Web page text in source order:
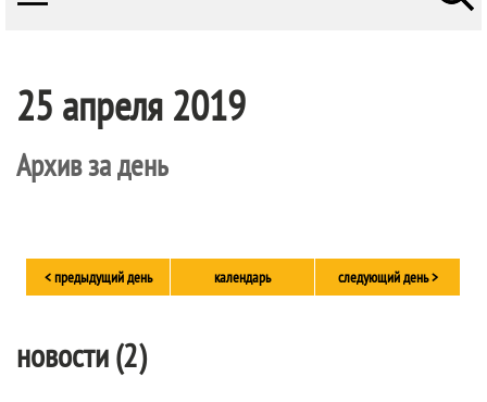
25 апреля 2019
Архив за день
< предыдущий день календарь следующий день >
новости (2)